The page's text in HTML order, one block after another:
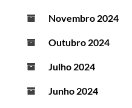
Novembro 2024
Outubro 2024
Julho 2024
Junho 2024